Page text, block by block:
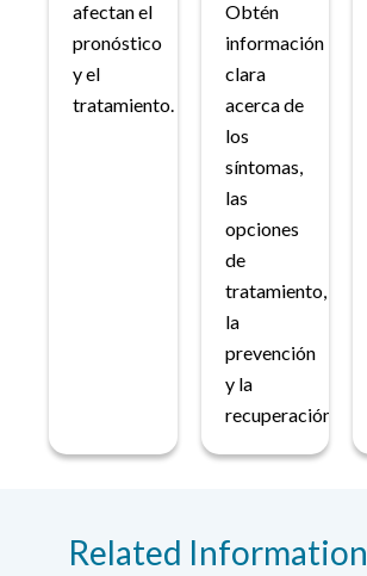
afectan el
pronóstico
y el
tratamiento.
Obtén
información
clara
acerca de
los
síntomas,
las
opciones
de
tratamiento,
la
prevención
y la
recuperación.
Related Information